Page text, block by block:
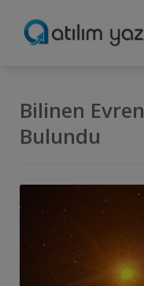
Bilinen
Bulundu